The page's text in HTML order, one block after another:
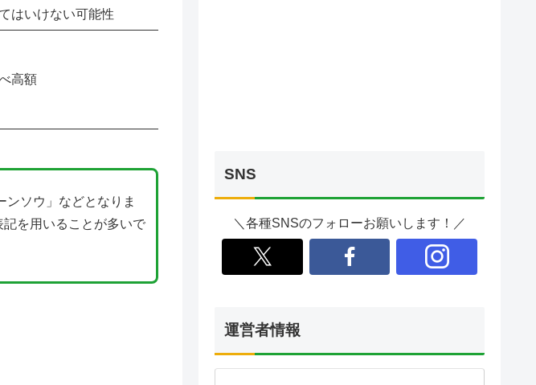
はいけない可能性
高額
ンソウ」などとなりま
を用いることが多いで
SNS
＼各種SNSのフォローお願いします！／
運営者情報